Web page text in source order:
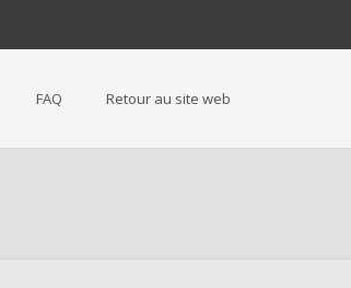
FAQ Retour au site web